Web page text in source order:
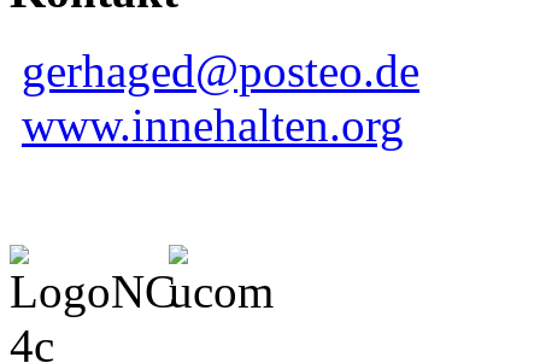
gerhaged@posteo.de
www.innehalten.org